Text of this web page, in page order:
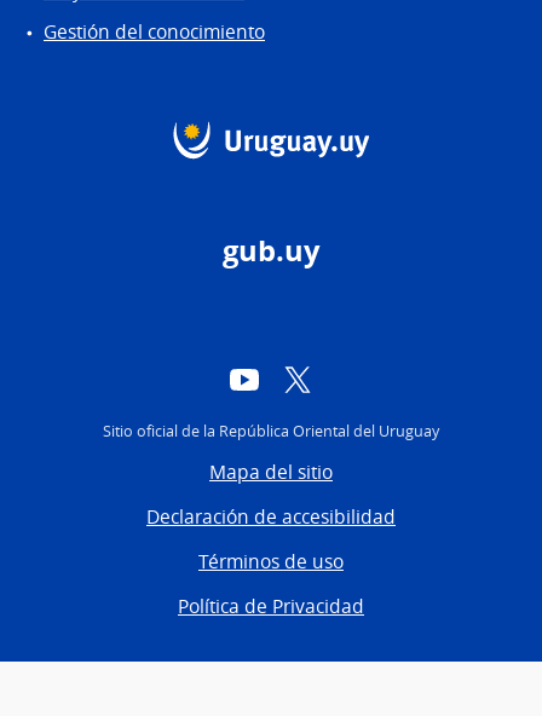
Gestión del conocimiento
gub.uy
YouTube
Sitio oficial de la República Oriental del Uruguay
Mapa del sitio
Declaración de accesibilidad
Términos de uso
Política de Privacidad